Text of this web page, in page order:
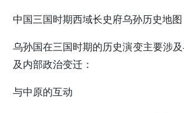
中国三国时期西域长史府乌孙历史地图
乌孙国在三国时期的历史演变主要涉
及内部政治变迁：
与中原的互动